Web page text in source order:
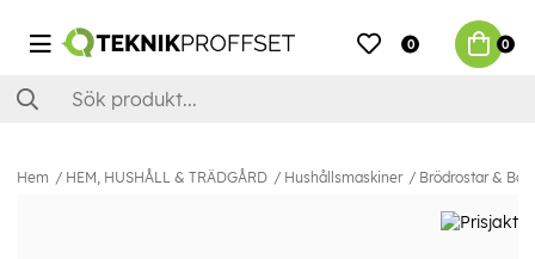
0 0
Hem HEM, HUSHÅLL & TRÄDGÅRD Hushållsmaskiner Brödrostar &